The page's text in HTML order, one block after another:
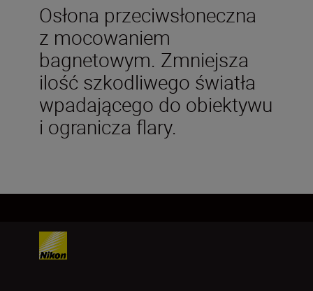
Osłona przeciwsłoneczna
z mocowaniem
bagnetowym. Zmniejsza
ilość szkodliwego światła
wpadającego do obiektywu
i ogranicza flary.